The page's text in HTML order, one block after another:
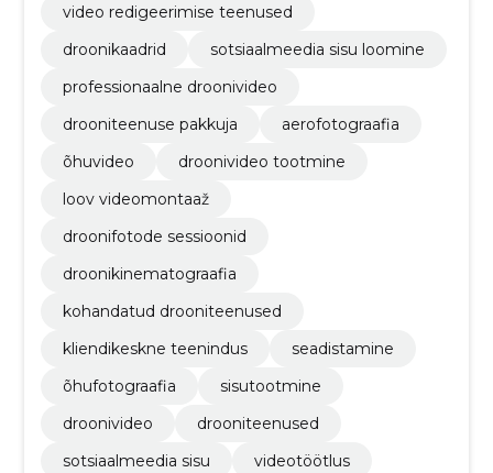
video redigeerimise teenused
droonikaadrid
sotsiaalmeedia sisu loomine
professionaalne droonivideo
drooniteenuse pakkuja
aerofotograafia
õhuvideo
droonivideo tootmine
loov videomontaaž
droonifotode sessioonid
droonikinematograafia
kohandatud drooniteenused
kliendikeskne teenindus
seadistamine
õhufotograafia
sisutootmine
droonivideo
drooniteenused
sotsiaalmeedia sisu
videotöötlus